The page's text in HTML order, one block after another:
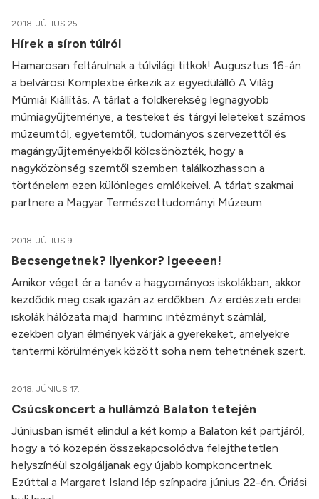
2018. JÚLIUS 25.
Hírek a síron túlról
Hamarosan feltárulnak a túlvilági titkok! Augusztus 16-án
a belvárosi Komplexbe érkezik az egyedülálló A Világ
Múmiái Kiállítás. A tárlat a földkerekség legnagyobb
múmiagyűjteménye, a testeket és tárgyi leleteket számos
múzeumtól, egyetemtől, tudományos szervezettől és
magángyűjteményekből kölcsönözték, hogy a
nagyközönség szemtől szemben találkozhasson a
történelem ezen különleges emlékeivel. A tárlat szakmai
partnere a Magyar Természettudományi Múzeum.
2018. JÚLIUS 9.
Becsengetnek? Ilyenkor? Igeeeen!
Amikor véget ér a tanév a hagyományos iskolákban, akkor
kezdődik meg csak igazán az erdőkben. Az erdészeti erdei
iskolák hálózata majd harminc intézményt számlál,
ezekben olyan élmények várják a gyerekeket, amelyekre
tantermi körülmények között soha nem tehetnének szert.
2018. JÚNIUS 17.
Csúcskoncert a hullámzó Balaton tetején
Júniusban ismét elindul a két komp a Balaton két partjáról,
hogy a tó közepén összekapcsolódva felejthetetlen
helyszínéül szolgáljanak egy újabb kompkoncertnek.
Ezúttal a Margaret Island lép színpadra június 22-én. Óriási